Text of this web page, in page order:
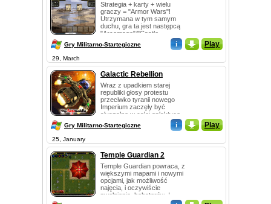
Strategia + karty + wielu
graczy = "Armor Wars"!
Utrzymana w tym samym
duchu, gra ta jest następcą
"Arcomage"/"Castle...
Gry Militarno-Startegiczne i _ Play
29, March
Galactic Rebellion
Wraz z upadkiem starej
republiki głosy protestu
przeciwko tyranii nowego
Imperium zaczęły być
słyszalne w całej galaktyce....
Gry Militarno-Startegiczne i _ Play
25, January
Temple Guardian 2
Temple Guardian powraca, z
większymi mapami i nowymi
opcjami, jak możliwość
najęcia, i oczywiście
zwolnienia, bohaterów. I...